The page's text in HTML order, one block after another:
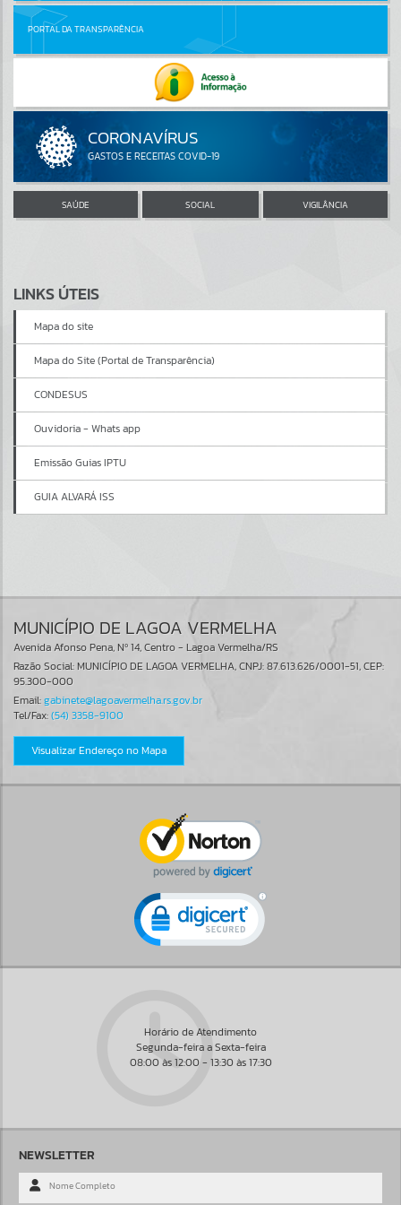
PORTAL DA TRANSPARÊNCIA
SAÚDE SOCIAL VIGILÂNCIA
LINKS ÚTEIS
Mapa do site
Mapa do Site (Portal de Transparência)
CONDESUS
Ouvidoria - Whats app
Emissão Guias IPTU
GUIA ALVARÁ ISS
MUNICÍPIO DE LAGOA VERMELHA
Avenida Afonso Pena, Nº 14, Centro - Lagoa Vermelha/RS
Razão Social: MUNICÍPIO DE LAGOA VERMELHA, CNPJ: 87.613.626/0001-51, CEP:
95.300-000
Email:gabinete@lagoavermelha.rs.gov.br
Tel/Fax:(54) 3358-9100
Visualizar Endereço no Mapa
Horário de Atendimento
Segunda-feira a Sexta-feira
08:00 às 12:00 - 13:30 às 17:30
NEWSLETTER